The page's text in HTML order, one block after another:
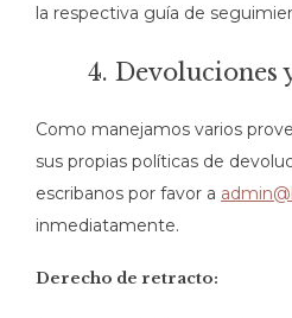
la respectiva guía de
4. Devoluciones
Como manejamos varios
sus propias políticas de
escribanos por favor a
inmediatamente.
Derecho de retracto: